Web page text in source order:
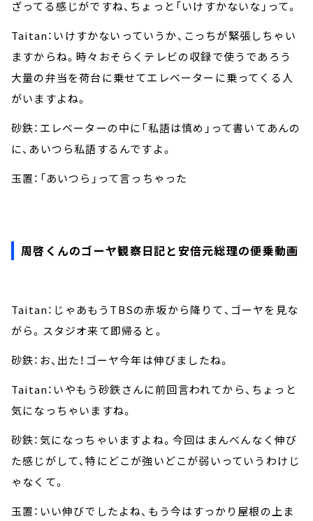
ざってる感じがですね、ちょっと「いけすかないな」って。
Taitan：いけすかないっていうか、こっちが緊張しちゃい
ますからね。時々おそらくテレビの収録で使うであろう
大量の弁当を荷台に乗せてエレベーターに乗ってくる人
がいますよね。
砂鉄：エレベーターの中に「私語は慎め」って書いてあんの
に、あいつら私語するんですよ。
玉置：「あいつら」って言っちゃった
周啓くんのゴーヤ観察日記と安倍元総理の便乗動画
Taitan：じゃあもうTBSの赤坂から降りて、ゴーヤを見な
がら。スタジオ来て即帰ると。
砂鉄：お、出た！ゴーヤ今年は伸びましたね。
Taitan：いやもう砂鉄さんに前回言われてから、ちょっと
気になっちゃいますね。
砂鉄：気になっちゃいますよね。今回はまんべんなく伸び
た感じがして、特にどこが強いどこが弱いっていうわけじ
ゃなくて。
玉置：いい伸びでしたよね、もう今はすっかり屋根の上ま